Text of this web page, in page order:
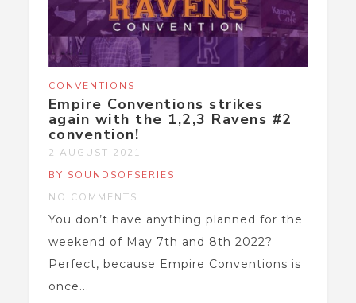
CONVENTIONS
Empire Conventions strikes
again with the 1,2,3 Ravens #2
convention!
2 AUGUST 2021
BY SOUNDSOFSERIES
NO COMMENTS
You don’t have anything planned for the
weekend of May 7th and 8th 2022?
Perfect, because Empire Conventions is
once...